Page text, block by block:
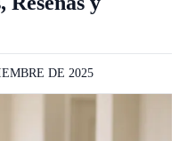
DE 2025